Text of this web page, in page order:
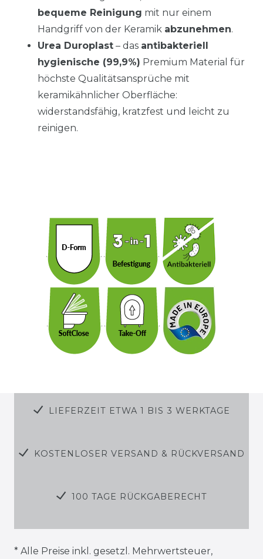
bequeme Reinigung mit nur einem
Handgriff von der Keramik abzunehmen.
Urea Duroplast – das antibakteriell
hygienische (99,9%) Premium Material für
höchste Qualitätsansprüche mit
keramikähnlicher Oberfläche:
widerstandsfähig, kratzfest und leicht zu
reinigen.
LIEFERZEIT ETWA 1 BIS 3 WERKTAGE
KOSTENLOSER VERSAND & RÜCKVERSAND
100 TAGE RÜCKGABERECHT
* Alle Preise inkl. gesetzl. Mehrwertsteuer,